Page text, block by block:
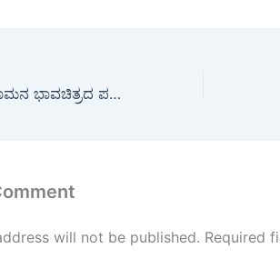
King Cobra : ಶ್ರೀರಾಮನ ಭಾವಚಿತ್ರದ ಪಕ್ಕದಲ್ಲಿ ನಾಗರಹಾವು! ದೇವರ ಕೋಣೆಯಲ್ಲಿನ ಅಪರೂಪದ ದೃಶ್ಯ ವೈರಲ್
will not be published. Required